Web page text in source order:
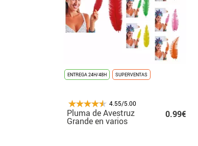
ENTREGA 24H/48H SUPERVENTAS
4.55/5.00
Pluma de Avestruz
Grande en varios
0.99€